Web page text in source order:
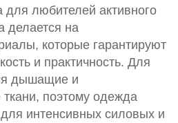
для любителей активного
делается на
которые гарантируют
и практичность. Для
дышащие и
поэтому одежда
интенсивных силовых и